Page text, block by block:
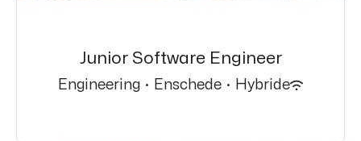
Junior Software Engineer
Engineering · Enschede · Hybride